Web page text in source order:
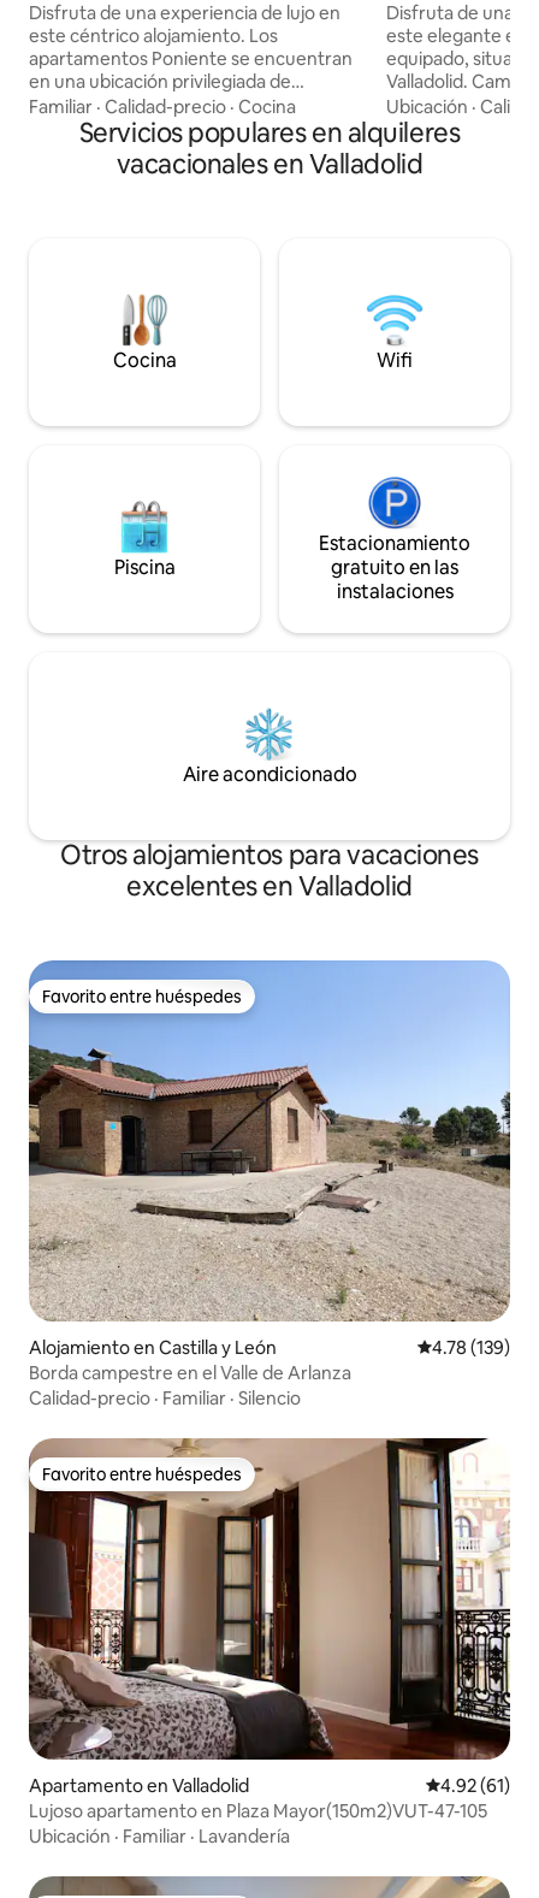
Disfruta de una experiencia de lujo en
este céntrico alojamiento. Los
apartamentos Poniente se encuentran
en una ubicación privilegiada de
Valladolid, a orillas del río Pisuerga, a tan
solo 3 minutos andando del centro
histórico y otros 3 minutos andando de la
feria de muestras de Valladolid. A 600
interés de la ciudad.
Familiar · Calidad-precio · Cocina
Disfruta de una
este elegante
equipado,
Valladolid. Cama de matrimonio y sofá
de dos plazas.
acondicionado y
confort en
completa con
Ubicación ·
Servicios populares en alquileres
vacacionales en Valladolid
Cocina Wifi
Piscina
Estacionamiento
gratuito en las
instalaciones
Aire acondicionado
Otros alojamientos para vacaciones
excelentes en Valladolid
Favorito entre huéspedes
Favorito entre huéspedes
Alojamiento en Castilla y León Calificación
4.78 (139)
Borda campestre en el Valle de Arlanza
Calidad-precio · Familiar · Silencio
Favorito entre huéspedes
Favorito entre huéspedes
Apartamento en Valladolid Calificación
4.92 (61)
Lujoso apartamento en Plaza Mayor(150m2)VUT-47-105
Ubicación · Familiar · Lavandería